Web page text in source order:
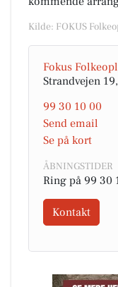
Kilde: FOKUS
Fokus
Strandvejen
99 30 10 00
Send email
Se på kort
ÅBNINGSTIDER
Ring på 99 30
Kontakt